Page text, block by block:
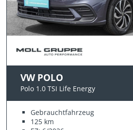
VW POLO
Polo 1.0 TSI Life Energy
Gebrauchtfahrzeug
125 km